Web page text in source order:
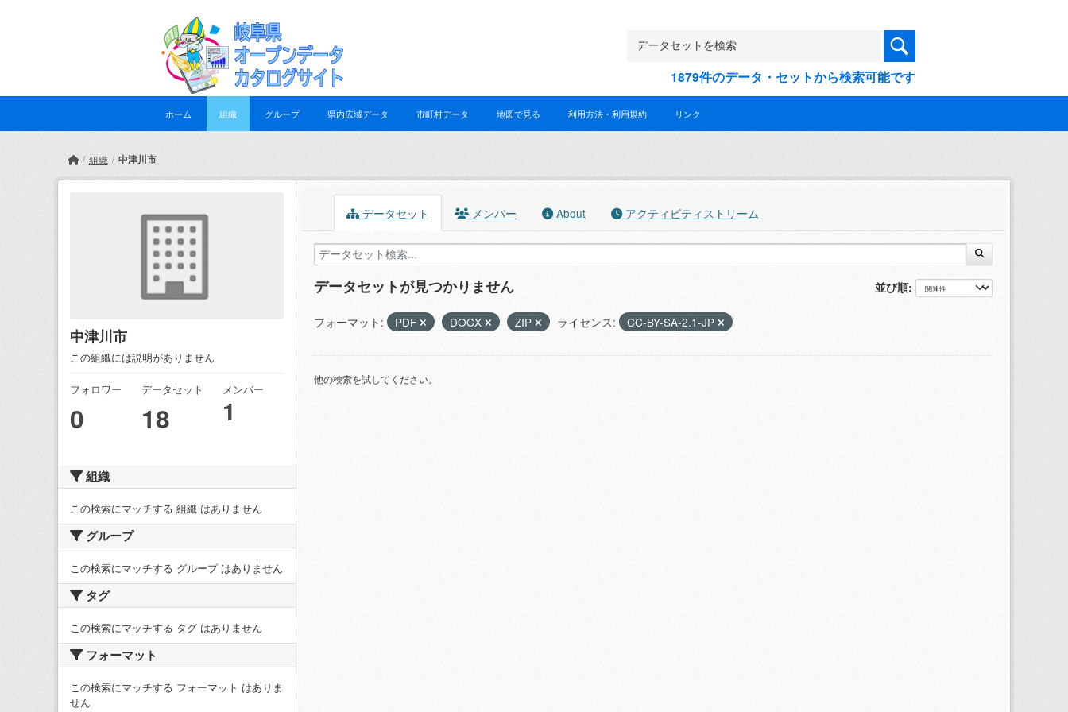
1879件のデータ・セットから検索可能です
ホーム 組織 グループ 県内広域データ 市町村データ 地図で見る 利用方法・利用規約 リンク
組織 中津川市
中津川市
この組織には説明がありません
フォロワー
0
データセット
18
メンバー
1
組織
この検索にマッチする 組織 はありません
グループ
この検索にマッチする グループ はありません
タグ
この検索にマッチする タグ はありません
フォーマット
この検索にマッチする フォーマット はありま
せん
データセット メンバー About アクティビティストリーム
並び順
データセットが見つかりません
フォーマット: PDF DOCX ZIP ライセンス: CC-BY-SA-2.1-JP
他の検索を試してください。